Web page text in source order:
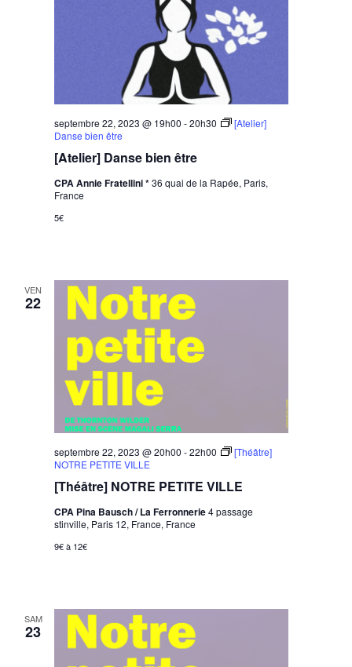
[Atelier] Danse bien être
septembre 22, 2023 @ 19h00 -20h30
[Atelier]
Danse bien être
CPA Annie Fratellini *36 quai de la Rapée, Paris,
France
5€
VEN
22
[Théâtre] NOTRE PETITE VILLE
septembre 22, 2023 @ 20h00 -22h00
[Théâtre]
NOTRE PETITE VILLE
CPA Pina Bausch / La Ferronnerie4 passage
stinville, Paris 12, France, France
9€ à 12€
SAM
23